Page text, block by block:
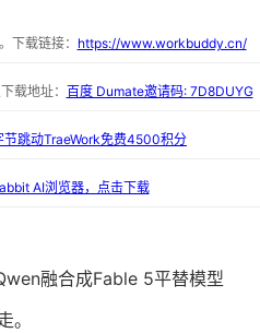
载链接： https://www.workbuddy.cn/
载地址： 百度 Dumate邀请码: 7D8DUYG
节跳动TraeWork免费4500积分
AI浏览器，点击下载
。